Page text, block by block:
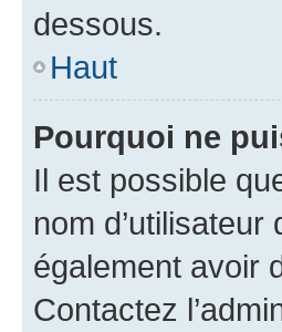
dessous.
Haut
Pourquoi ne
Il est possible
nom
également avoir
Contactez